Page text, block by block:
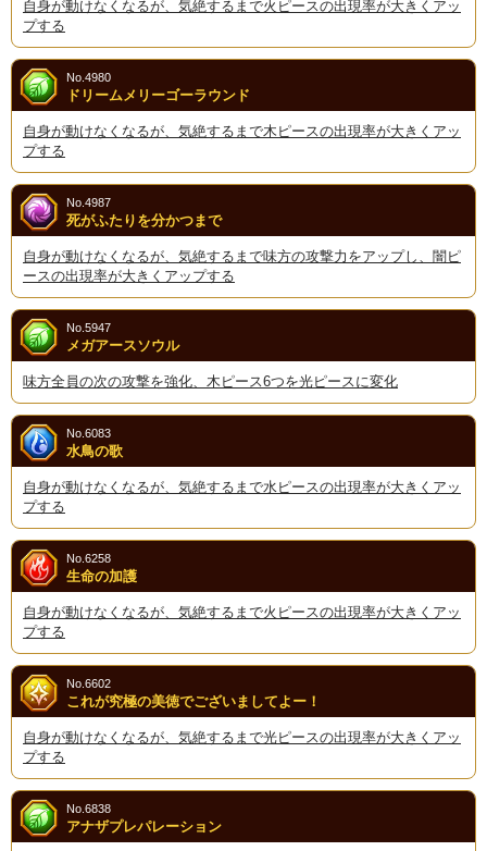
自身が動けなくなるが、気絶するまで火ピースの出現率が大きくアッ
プする
ドリームメリーゴーラウンド
No.4980
自身が動けなくなるが、気絶するまで木ピースの出現率が大きくアッ
プする
死がふたりを分かつまで
No.4987
自身が動けなくなるが、気絶するまで味方の攻撃力をアップし、闇ピ
ースの出現率が大きくアップする
メガアースソウル
No.5947
味方全員の次の攻撃を強化、木ピース6つを光ピースに変化
水鳥の歌
No.6083
自身が動けなくなるが、気絶するまで水ピースの出現率が大きくアッ
プする
生命の加護
No.6258
自身が動けなくなるが、気絶するまで火ピースの出現率が大きくアッ
プする
これが究極の美徳でございましてよー！
No.6602
自身が動けなくなるが、気絶するまで光ピースの出現率が大きくアッ
プする
アナザプレパレーション
No.6838